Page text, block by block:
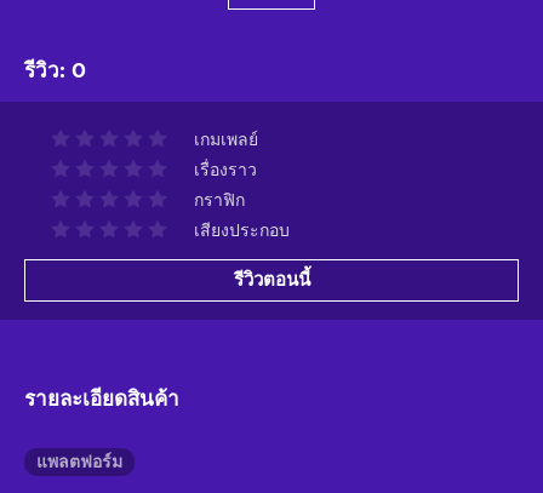
รีวิว: 0
เกมเพลย์
เรื่องราว
กราฟิก
เสียงประกอบ
รีวิวตอนนี้
รายละเอียดสินค้า
แพลตฟอร์ม